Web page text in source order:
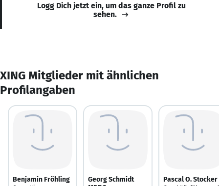
Logg Dich jetzt ein, um das ganze Profil zu
sehen.
XING Mitglieder mit ähnlichen
Profilangaben
Benjamin Fröhling
Georg Schmidt
Pascal O. Stocker